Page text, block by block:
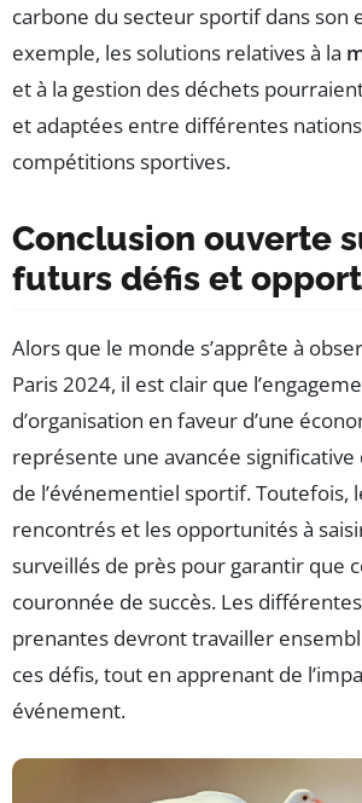
carbone du secteur sportif dans son
exemple, les solutions relatives à la
et à la gestion des déchets
et adaptées entre différentes
compétitions sportives.
Conclusion ouverte
futurs défis et
Alors que le monde s’apprête à
Paris 2024, il est clair que
d’organisation en faveur d’une
représente une avancée significative
de l’événementiel sportif. Toutefois,
rencontrés et les opportunités à
surveillés de près pour garantir que
couronnée de succès. Les
prenantes devront travailler
ces défis, tout en apprenant de
événement.